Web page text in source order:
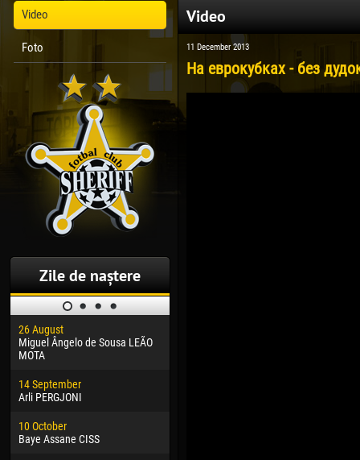
Video
Foto
Zile de naștere
26 August
Miguel Ângelo de Sousa LEÃO
MOTA
14 September
Arli PERGJONI
10 October
Baye Assane CISS
Video
11 December 2013
На еврокубках - без